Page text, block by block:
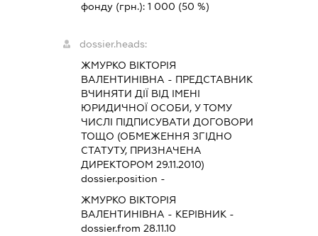
фонду (грн.):1 000 (50 %)
dossier.heads:
ЖМУРКО ВІКТОРІЯ
ВАЛЕНТИНІВНА - ПРЕДСТАВНИК
ВЧИНЯТИ ДІЇ ВІД ІМЕНІ
ЮРИДИЧНОЇ ОСОБИ, У ТОМУ
ЧИСЛІ ПІДПИСУВАТИ ДОГОВОРИ
ТОЩО (ОБМЕЖЕННЯ ЗГІДНО
СТАТУТУ, ПРИЗНАЧЕНА
ДИРЕКТОРОМ 29.11.2010)
dossier.position -
ЖМУРКО ВІКТОРІЯ
ВАЛЕНТИНІВНА - КЕРІВНИК -
dossier.from 28.11.10